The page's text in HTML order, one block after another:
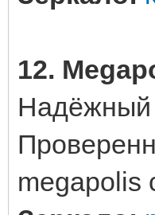
12.
Надёжный
megapolis